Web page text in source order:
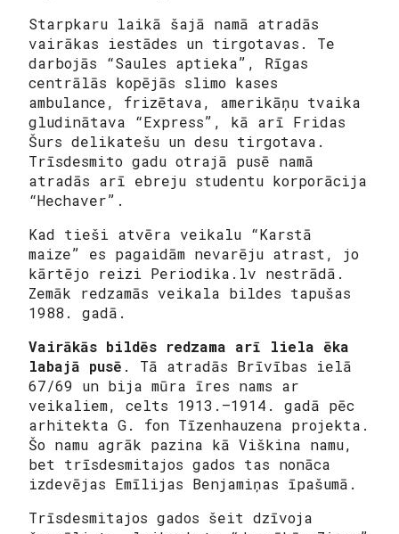
Starpkaru laikā šajā namā atradās
vairākas iestādes un tirgotavas. Te
darbojās “Saules aptieka”, Rīgas
centrālās kopējās slimo kases
ambulance, frizētava, amerikāņu tvaika
gludinātava “Express”, kā arī Fridas
Šurs delikatešu un desu tirgotava.
Trīsdesmito gadu otrajā pusē namā
atradās arī ebreju studentu korporācija
“Hechaver”.
Kad tieši atvēra veikalu “Karstā
maize” es pagaidām nevarēju atrast, jo
kārtējo reizi Periodika.lv nestrādā.
Zemāk redzamās veikala bildes tapušas
1988. gadā.
Vairākās bildēs redzama arī liela ēka
labajā pusē . Tā atradās Brīvības ielā
67/69 un bija mūra īres nams ar
veikaliem, celts 1913.–1914. gadā pēc
arhitekta G. fon Tīzenhauzena projekta.
Šo namu agrāk pazina kā Viškina namu,
bet trīsdesmitajos gados tas nonāca
izdevējas Emīlijas Benjamiņas īpašumā.
Trīsdesmitajos gados šeit dzīvoja